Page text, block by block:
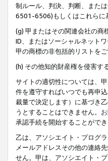
制ルール、判決、判断、また
6501-6506)もしくはこれらに
(g) 甲またはその関連会社の商
ID、またはソーシャルネット
甲の商標の非包括的リストをご
(h) その他知的財産権を侵害す
サイトの適切性については、
件を遵守すればいつでも再申
裁量で決定します）に基づき
うとすることはできません。
承認手続を開始することができ
乙は、アソシエイト・プログ
メールアドレスその他の連絡
せん。甲は、アソシエイト・